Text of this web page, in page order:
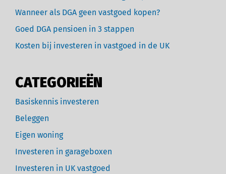
Wanneer als DGA geen vastgoed kopen?
Goed DGA pensioen in 3 stappen
Kosten bij investeren in vastgoed in de UK
CATEGORIEËN
Basiskennis investeren
Beleggen
Eigen woning
Investeren in garageboxen
Investeren in UK vastgoed